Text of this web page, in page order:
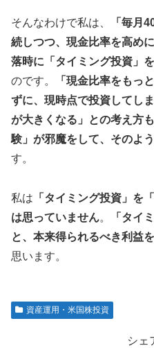
そんなわけで私は、
「毎月
続しつつ、現金比率を高め
落時に「タイミング投資」
のです。
「現金比率をもっ
ずに、現時点で投資してし
が大きくなる」との考え方
験」が邪魔をして、そのよ
す。
私は 「タイミング投資」を
は思っていません。
「タイ
と、本来得られるべき利益
思います。
資産運用・米国株投資
シェ